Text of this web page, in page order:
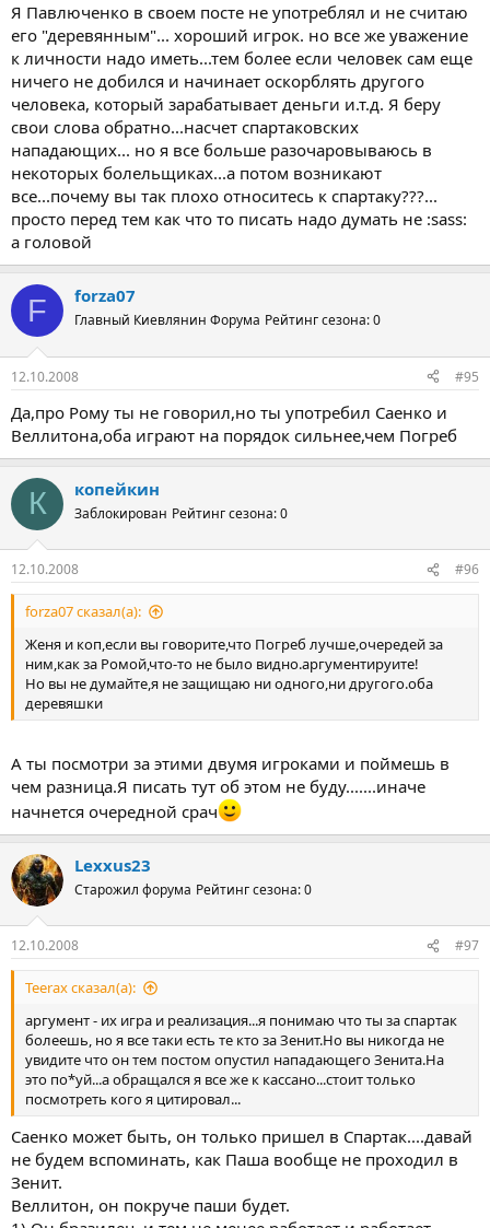
Я Павлюченко в своем посте не употреблял и не считаю
его "деревянным"... хороший игрок. но все же уважение
к личности надо иметь...тем более если человек сам еще
ничего не добился и начинает оскорблять другого
человека, который зарабатывает деньги и.т.д. Я беру
свои слова обратно...насчет спартаковских
нападающих... но я все больше разочаровываюсь в
некоторых болельщиках...а потом возникают
все...почему вы так плохо относитесь к спартаку???...
просто перед тем как что то писать надо думать не :sass:
а головой
F forza07
Главный Киевлянин Форума Рейтинг сезона: 0
12.10.2008 #95
Да,про Рому ты не говорил,но ты употребил Саенко и
Веллитона,оба играют на порядок сильнее,чем Погреб
К копейкин
Заблокирован Рейтинг сезона: 0
12.10.2008 #96
forza07 сказал(а):
Женя и коп,если вы говорите,что Погреб лучше,очередей за
ним,как за Ромой,что-то не было видно.аргументируите!
Но вы не думайте,я не защищаю ни одного,ни другого.оба
деревяшки
А ты посмотри за этими двумя игроками и поймешь в
чем разница.Я писать тут об этом не буду.......иначе
начнется очередной срач
Lexxus23
Старожил форума Рейтинг сезона: 0
12.10.2008 #97
Teerax сказал(а):
аргумент - их игра и реализация...я понимаю что ты за спартак
болеешь, но я все таки есть те кто за Зенит.Но вы никогда не
увидите что он тем постом опустил нападающего Зенита.На
это по*уй...а обращался я все же к кассано...стоит только
посмотреть кого я цитировал...
Саенко может быть, он только пришел в Спартак....давай
не будем вспоминать, как Паша вообще не проходил в
Зенит.
Веллитон, он покруче паши будет.